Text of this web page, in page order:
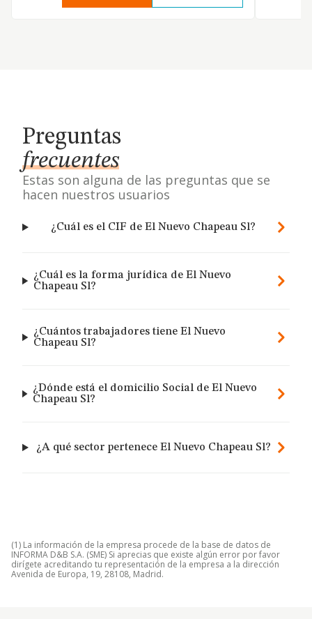
Preguntas
frecuentes
Estas son alguna de las preguntas que se
hacen nuestros usuarios
¿Cuál es el CIF de El Nuevo Chapeau Sl?
¿Cuál es la forma jurídica de El Nuevo
Chapeau Sl?
¿Cuántos trabajadores tiene El Nuevo
Chapeau Sl?
¿Dónde está el domicilio Social de El Nuevo
Chapeau Sl?
¿A qué sector pertenece El Nuevo Chapeau Sl?
(1) La información de la empresa procede de la base de datos de
INFORMA D&B S.A. (SME) Si aprecias que existe algún error por favor
dirígete acreditando tu representación de la empresa a la dirección
Avenida de Europa, 19, 28108, Madrid.